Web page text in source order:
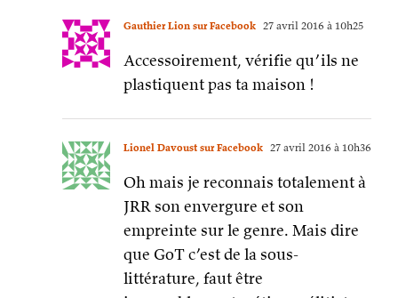
Gauthier Lion sur Facebook 27 avril 2016 à 10h25
Accessoirement, vérifie qu’ils ne
plastiquent pas ta maison !
Lionel Davoust sur Facebook 27 avril 2016 à 10h36
Oh mais je reconnais totalement à
JRR son envergure et son
empreinte sur le genre. Mais dire
que GoT c’est de la sous-
littérature, faut être